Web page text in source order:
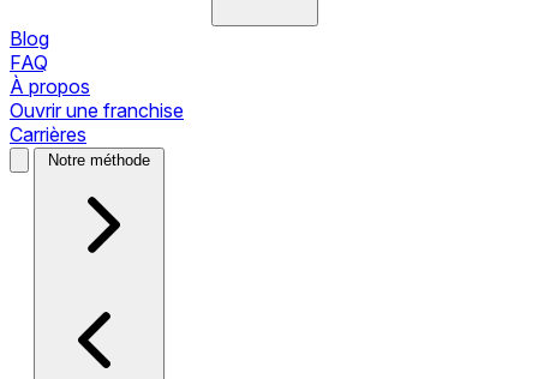
Blog
FAQ
À propos
Ouvrir une franchise
Carrières
Notre méthode